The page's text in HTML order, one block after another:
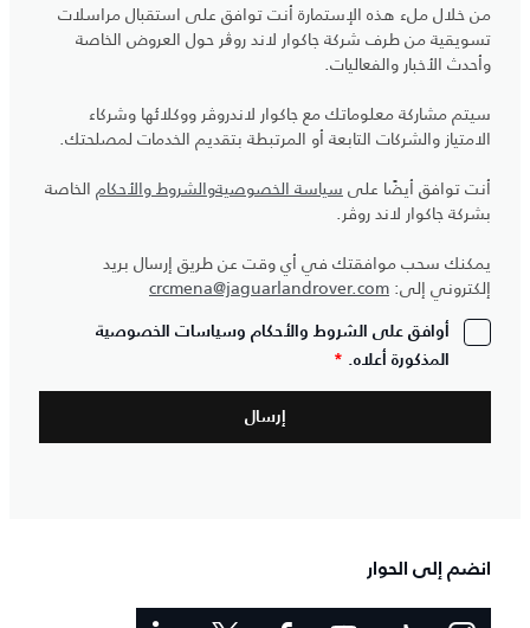
من خلال ملء هذه الإستمارة أنت توافق على استقبال مراسلات
تسويقية من طرف شركة جاكوار لاند روڨر حول العروض الخاصة
وأحدث الأخبار والفعاليات.
سيتم مشاركة معلوماتك مع جاكوار لاندروڤر ووكلائها وشركاء
الامتياز والشركات التابعة أو المرتبطة بتقديم الخدمات لمصلحتك.
أنت توافق أيضًا علىسياسة الخصوصيةوالشروط والأحكام الخاصة
بشركة جاكوار لاند روڤر.
يمكنك سحب موافقتك في أي وقت عن طريق إرسال بريد
إلكتروني إلى: crcmena@jaguarlandrover.com
أوافق على الشروط والأحكام وسياسات الخصوصية
المذكورة أعلاه. *
انضم إلى الحوار